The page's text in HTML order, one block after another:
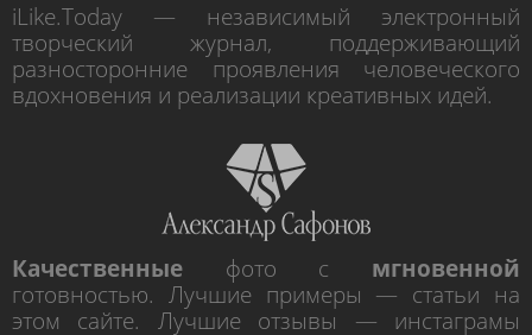
iLike.Today — независимый электронный
творческий журнал, поддерживающий
разносторонние проявления человеческого
вдохновения и реализации креативных идей.
Качественные фото с мгновенной
готовностью. Лучшие примеры — статьи на
этом сайте. Лучшие отзывы — инстаграмы